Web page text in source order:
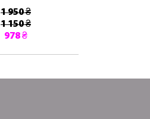
1 950 ₴
1 150 ₴
978 ₴